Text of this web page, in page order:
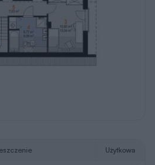
Użytkowa